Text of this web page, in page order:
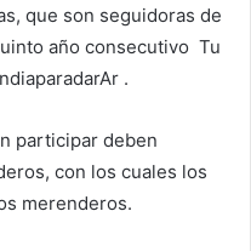
que son seguidoras de
año consecutivo Tu
.
participar deben
con los cuales los
merenderos.